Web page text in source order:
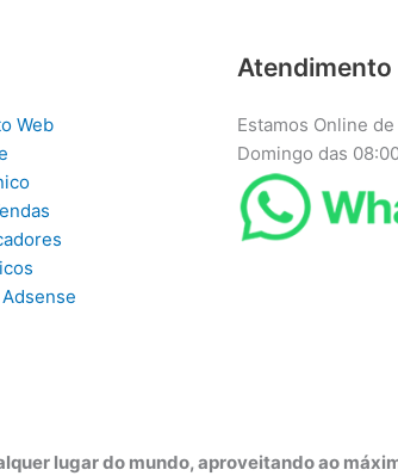
Web
Atendimento
Estamos Online
Domingo das
lugar do mundo, aproveitando ao